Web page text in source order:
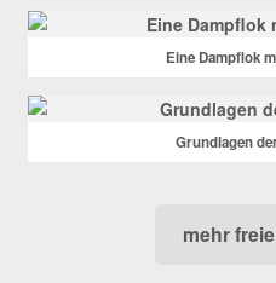
Eine Dampflok
Grundlagen
mehr